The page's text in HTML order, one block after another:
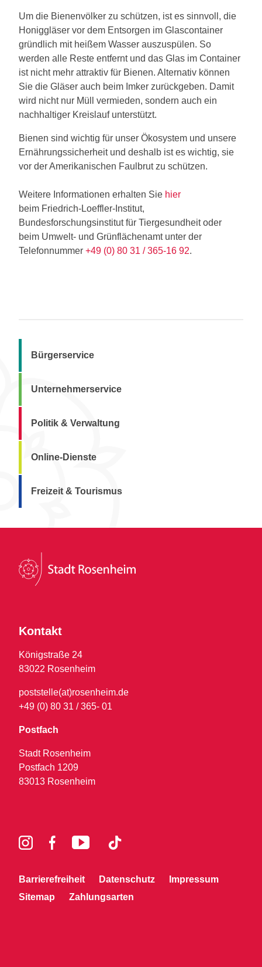
Um die Bienenvölker zu schützen, ist es sinnvoll, die
Honiggläser vor dem Entsorgen im Glascontainer
gründlich mit heißem Wasser auszuspülen. So
werden alle Reste entfernt und das Glas im Container
ist nicht mehr attraktiv für Bienen. Alternativ können
Sie die Gläser auch beim Imker zurückgeben. Damit
wird nicht nur Müll vermieden, sondern auch ein
nachhaltiger Kreislauf unterstützt.
Bienen sind wichtig für unser Ökosystem und unsere
Ernährungssicherheit und deshalb ist es wichtig, sie
vor der Amerikanischen Faulbrut zu schützen.
Weitere Informationen erhalten Sie hier
beim Friedrich-Loeffler-Institut,
Bundesforschungsinstitut für Tiergesundheit oder
beim Umwelt- und Grünflächenamt unter der
Telefonnummer +49 (0) 80 31 / 365-16 92.
Bürgerservice
Unternehmerservice
Politik & Verwaltung
Online-Dienste
Freizeit & Tourismus
Kontakt
Königstraße 24
83022 Rosenheim
poststelle(at)rosenheim.de
+49 (0) 80 31 / 365- 01
Postfach
Stadt Rosenheim
Postfach 1209
83013 Rosenheim
Barrierefreiheit Datenschutz
Impressum
Sitemap
Zahlungsarten